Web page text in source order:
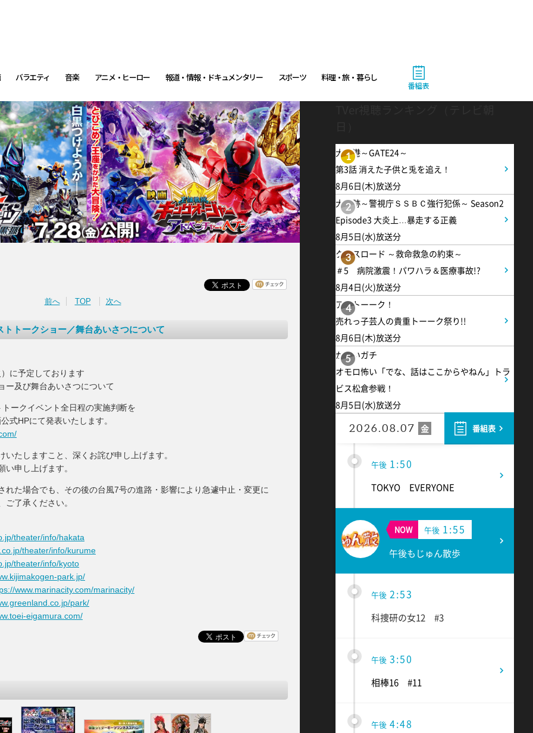
バラエティ 音楽 アニメ・ヒーロー 報道・情報・ドキュメンタリー スポーツ 料理・旅・暮らし
番組表
前へ TOP 次へ
トトークショー／舞台あいさつについて
に予定しております
ー及び舞台あいさつについて
ークイベント全日程の実施判断を
式HPにて発表いたします。
いたしますこと、深くお詫び申し上げます。
申し上げます。
れた場合でも、その後の台風7号の進路・影響により急遽中止・変更に
ご了承ください。
theater/info/hakata
theater/info/kurume
theater/info/kyoto
park.jp/
www.marinacity.com/marinacity/
park/
eigamura.com/
1
大空港～GATE24～
第3話 消えた子供と兎を追え！
8月6日(木)放送分
2
大追跡～警視庁ＳＳＢＣ強行犯係～ Season2
Episode3 大炎上…暴走する正義
8月5日(水)放送分
3
クロスロード ～救命救急の約束～
＃5 病院激震！パワハラ＆医療事故!?
8月4日(火)放送分
4
アメトーーク！
売れっ子芸人の貴重トーーク祭り!!
8月6日(木)放送分
5
かまいガチ
オモロ怖い「でな、話はここからやねん」トラ
ビス松倉参戦！
8月5日(水)放送分
2026.08.07 金 番組表
10:10
午前 10:40
大下容子ワイド!スクランブル
午後 1:00
徹子の部屋 追悼・寿美花代さ
ん
午後 1:30
DAIGOも台所 ～きょうの献
立 何にする?～ 簡単!コーヒ
ーパンナコッタ
午後 1:45
ANNニュース
午後 1:50
TOKYO EVERYONE
NOW 午後 1:55
午後もじゅん散歩
午後 2:53
科捜研の女12 #3
午後 3:50
相棒16 #11
午後 4:48